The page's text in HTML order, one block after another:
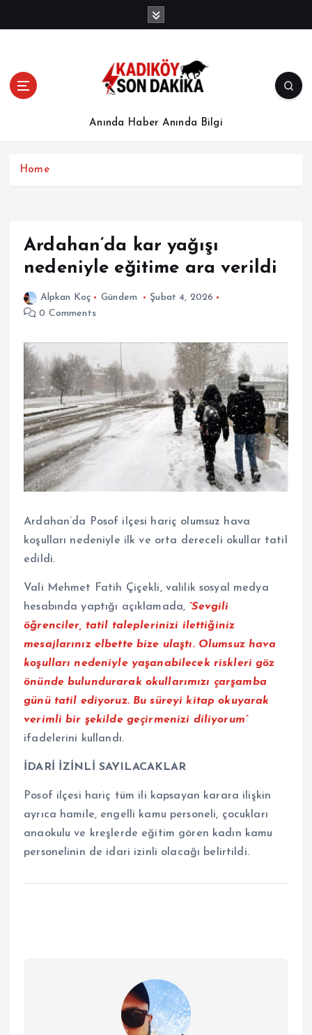
Anında Haber Anında Bilgi
Home
Ardahan’da kar yağışı
nedeniyle eğitime ara verildi
Alpkan Koç Gündem
Şubat 4, 2026
0 Comments
Ardahan’da Posof ilçesi hariç olumsuz hava
koşulları nedeniyle ilk ve orta dereceli okullar tatil
edildi.
Vali Mehmet Fatih Çiçekli, valilik sosyal medya
hesabında yaptığı açıklamada, “Sevgili
öğrenciler, tatil taleplerinizi ilettiğiniz
mesajlarınız elbette bize ulaştı. Olumsuz hava
koşulları nedeniyle yaşanabilecek riskleri göz
önünde bulundurarak okullarımızı çarşamba
günü tatil ediyoruz. Bu süreyi kitap okuyarak
verimli bir şekilde geçirmenizi diliyorum”
ifadelerini kullandı.
İDARİ İZİNLİ SAYILACAKLAR
Posof ilçesi hariç tüm ili kapsayan karara ilişkin
ayrıca hamile, engelli kamu personeli, çocukları
anaokulu ve kreşlerde eğitim gören kadın kamu
personelinin de idari izinli olacağı belirtildi.